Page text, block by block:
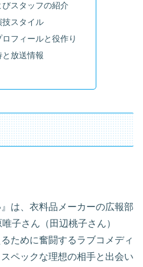
スタッフの紹介
技スタイル
フィールと役作り
放送情報
は、衣料品メーカーの広報部
子さん（田辺桃子さん）
ために奮闘するラブコメディ
ペックな理想の相手と出会い